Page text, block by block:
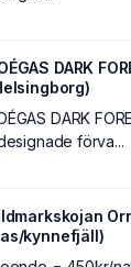
DARK
DARK
förva...
kynnefjäll)